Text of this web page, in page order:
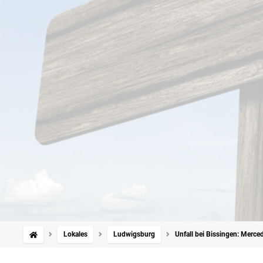
Lokales Ludwigsburg Unfall bei Bissingen: